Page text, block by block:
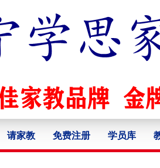
请家教 免费注册 学员库